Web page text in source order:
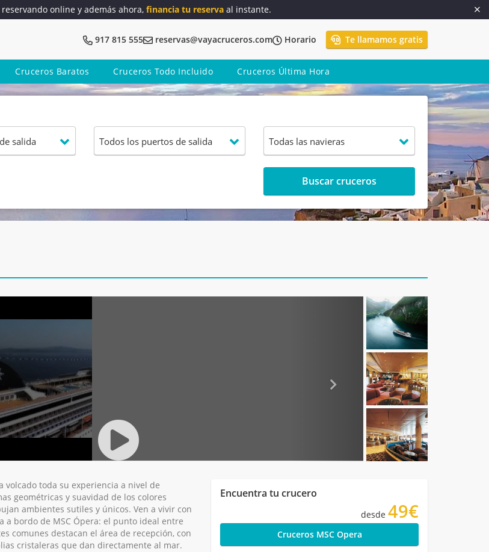
online y además ahora, financia tu reservaal instante.
917 815 555 reservas@vayacruceros.com Horario Te llamamos gratis
Cruceros Baratos Cruceros Todo Incluido Cruceros Última Hora
Buscar cruceros
volcado toda su experiencia a nivel de
geométricas y suavidad de los colores
ambientes sutiles y únicos. Ven a vivir con
a bordo de MSC Ópera: el punto ideal entre
comunes destacan el área de recepción, con
cristaleras que dan directamente al mar.
Encuentra tu crucero
desde 49€
Cruceros MSC Opera